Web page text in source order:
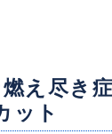
え尽き
ット